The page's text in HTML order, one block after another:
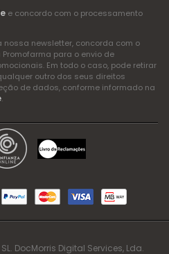
e concordo com o processamento
nossa newsletter, concorda com o
para o envio de
Em todo o caso, pode retirar
outro dos seus direitos
de dados, conforme informado na
.
DocMorris Digital Services, Lda.